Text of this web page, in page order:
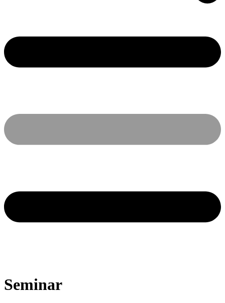
Seminar